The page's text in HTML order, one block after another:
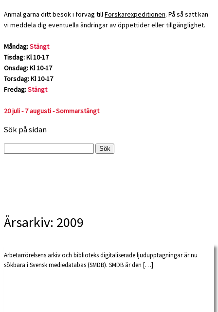
Anmäl gärna ditt besök i förväg tillForskarexpeditionen. På så sätt kan
vi meddela dig eventuella ändringar av öppettider eller tillgänglighet.
Måndag:Stängt
Tisdag: Kl 10-17
Onsdag: Kl 10-17
Torsdag: Kl 10-17
Fredag:Stängt
20 juli - 7 augusti - Sommarstängt
Sök på sidan
Årsarkiv: 2009
Arbetarrörelsens arkiv och biblioteks digitaliserade ljudupptagningar är nu
sökbara i Svensk mediedatabas (SMDB). SMDB är den […]